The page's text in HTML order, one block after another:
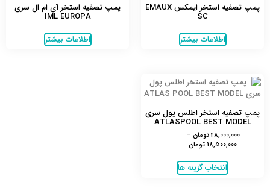
پمپ تصفیه استخر ایمکس EMAUX
SC
اطلاعات بیشتر
پمپ تصفیه استخر آی ام ال سری
IML EUROPA
اطلاعات بیشتر
پمپ تصفیه استخر اطلس پول سری
ATLASPOOL BEST MODEL
28,000,000تومان –
18,500,000 تومان
انتخاب گزینه ها